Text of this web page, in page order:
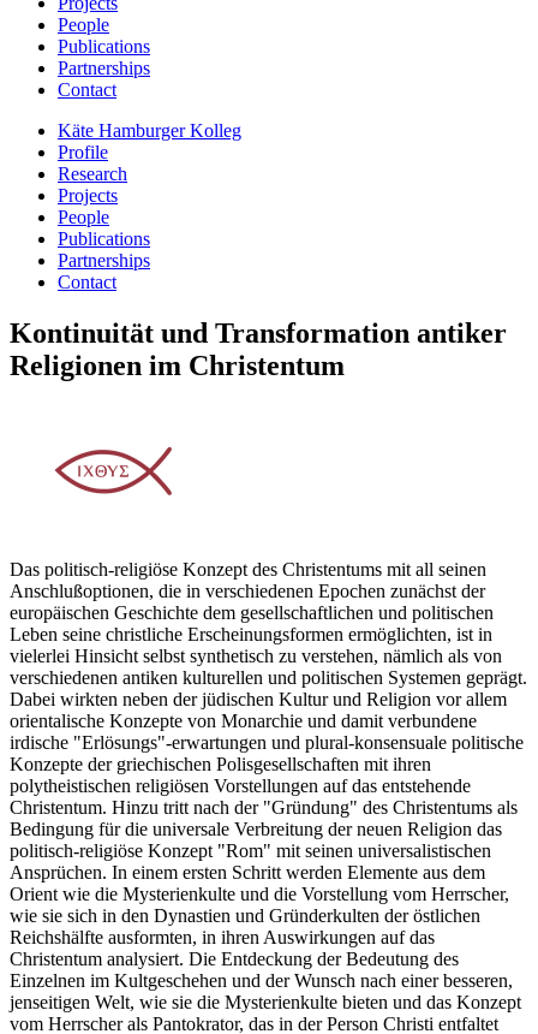
People
Publications
Partnerships
Contact
Käte Hamburger Kolleg
Profile
Research
Projects
People
Publications
Partnerships
Contact
Kontinuität und Transformation antiker
Religionen im Christentum
Das politisch-religiöse Konzept des Christentums mit all seinen
Anschlußoptionen, die in verschiedenen Epochen zunächst der
europäischen Geschichte dem gesellschaftlichen und politischen
Leben seine christliche Erscheinungsformen ermöglichten, ist in
vielerlei Hinsicht selbst synthetisch zu verstehen, nämlich als von
verschiedenen antiken kulturellen und politischen Systemen geprägt.
Dabei wirkten neben der jüdischen Kultur und Religion vor allem
orientalische Konzepte von Monarchie und damit verbundene
irdische "Erlösungs"-erwartungen und plural-konsensuale politische
Konzepte der griechischen Polisgesellschaften mit ihren
polytheistischen religiösen Vorstellungen auf das entstehende
Christentum. Hinzu tritt nach der "Gründung" des Christentums als
Bedingung für die universale Verbreitung der neuen Religion das
politisch-religiöse Konzept "Rom" mit seinen universalistischen
Ansprüchen. In einem ersten Schritt werden Elemente aus dem
Orient wie die Mysterienkulte und die Vorstellung vom Herrscher,
wie sie sich in den Dynastien und Gründerkulten der östlichen
Reichshälfte ausformten, in ihren Auswirkungen auf das
Christentum analysiert. Die Entdeckung der Bedeutung des
Einzelnen im Kultgeschehen und der Wunsch nach einer besseren,
jenseitigen Welt, wie sie die Mysterienkulte bieten und das Konzept
vom Herrscher als Pantokrator, das in der Person Christi entfaltet